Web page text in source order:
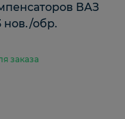
ВАЗ
нов./обр.
заказа